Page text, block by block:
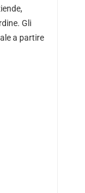
Gli
a partire